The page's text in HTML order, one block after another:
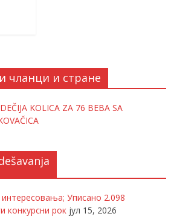
чланци и стране
KOLICA ZA 76 BEBA SA
Уписано 2.098
конкурсни рок јул 15, 2026